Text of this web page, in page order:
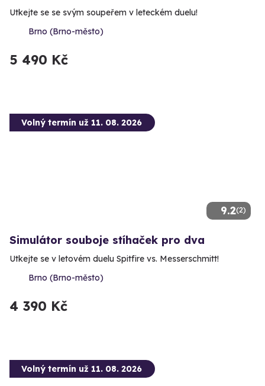
Utkejte se se svým soupeřem v leteckém duelu!
Brno (Brno-město)
5 490 Kč
9.2(2)
Volný termín už 11. 08. 2026
Simulátor souboje stíhaček pro dva
Utkejte se v letovém duelu Spitfire vs. Messerschmitt!
Brno (Brno-město)
4 390 Kč
Volný termín už 11. 08. 2026